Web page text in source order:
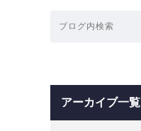
アーカイブ一覧